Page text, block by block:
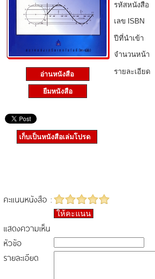
อ่านหนังสือ
ยืมหนังสือ
รหัสหนังสือ­
เลข ISBN
ปีที่นำเข้า
จำนวนหน้า
รายละเอียด
เก็บเป็นหนังสือเล่มโปรด
คะแนนหนังสือ :
ให้คะแนน
แสดงความเห็น
หัวข้อ
รายละเอียด